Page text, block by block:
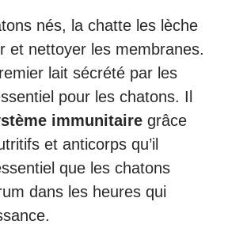
nés, la chatte les lèche
et nettoyer les membranes.
lait sécrété par les
pour les chatons. Il
immunitaire grâce
et anticorps qu’il
que les chatons
dans les heures qui